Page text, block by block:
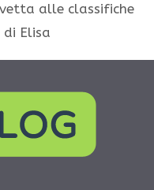
vetta alle classifiche
Elisa